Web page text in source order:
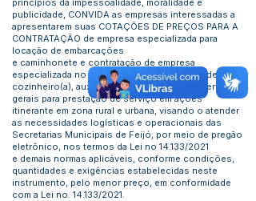
princípios da impessoalidade, moralidade e
publicidade, CONVIDA as empresas interessadas a
apresentarem suas COTAÇÕES DE PREÇOS PARA A
CONTRATAÇÃO de empresa especializada para
locação de embarcações
e caminhonete e contratação de empresa
especializada no fornecimento de serviços de
cozinheiro(a), auxiliar de cozinha e auxiliar serviços
gerais para prestação de serviço em ações
itinerante em zona rural e urbana, visando o atender
as necessidades logísticas e operacionais das
Secretarias Municipais de Feijó, por meio de pregão
eletrônico, nos termos da Lei no 14.133/2021
e demais normas aplicáveis, conforme condições,
quantidades e exigências estabelecidas neste
instrumento, pelo menor preço, em conformidade
com a Lei no. 14.133/2021.